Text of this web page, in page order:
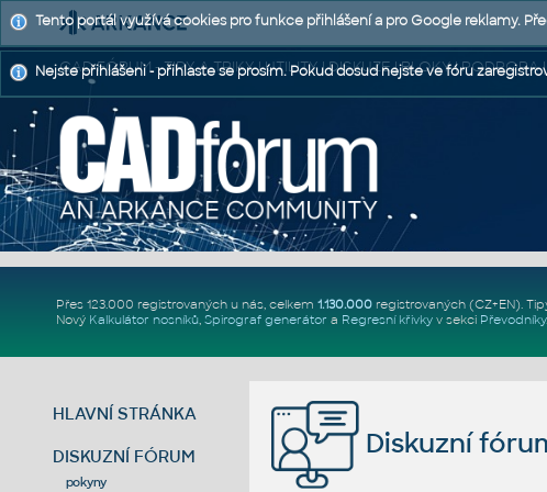
CAD FÓRUM - TIPY A TRIKY | UTILITY | DISKUZE | BLOKY | PODPORA
Přes 123.000 registrovaných u nás, celkem 1.130.000registrovaných (CZ+EN).
Nový Kalkulátor nosníků, Spirograf generátor a Regresní křivkyv sekci Převodníky.
HLAVNÍ STRÁNKA
DISKUZNÍ FÓRUM
pokyny
Diskuzní
Tento portál využívá cookies pro funkce přihlášení a pro Google reklamy.
Nejste přihlášeni - přihlaste se prosím. Pokud dosud nejste ve fóru